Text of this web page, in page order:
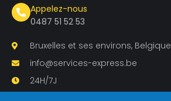
Appelez-nous
0487 51 52 53
Bruxelles et ses environs, Belgique
info@services-express.be
24H/7J